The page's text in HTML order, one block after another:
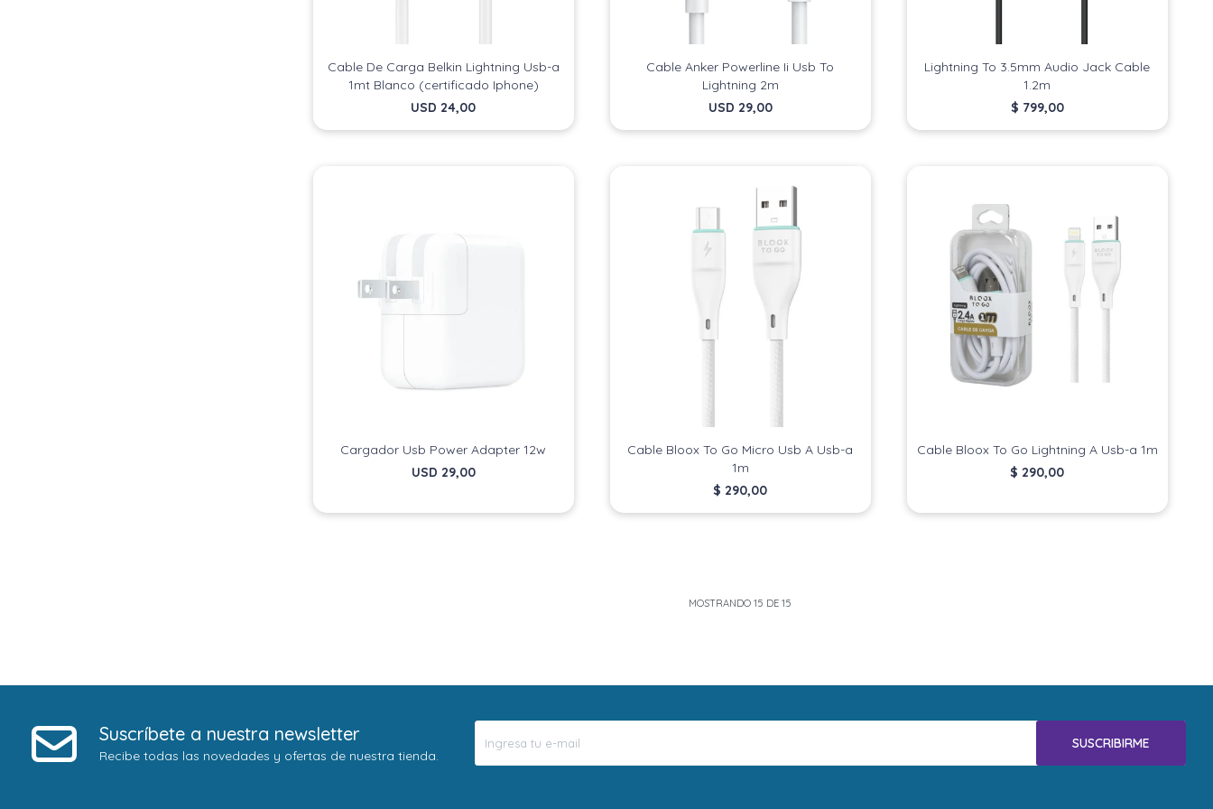
Cable De Carga Belkin Lightning Usb-a
1mt Blanco (certificado Iphone)
USD 24,00
Cable Anker Powerline Ii Usb To
Lightning 2m
USD 29,00
Lightning To 3.5mm Audio Jack Cable
1.2m
$ 799,00
Cargador Usb Power Adapter 12w
USD 29,00
Cable Bloox To Go Micro Usb A Usb-a
1m
$ 290,00
Cable Bloox To Go Lightning A Usb-a 1m
$ 290,00
MOSTRANDO15 DE15
Suscríbete a nuestra newsletter
Recibe todas las novedades y ofertas de nuestra tienda.
SUSCRIBIRME